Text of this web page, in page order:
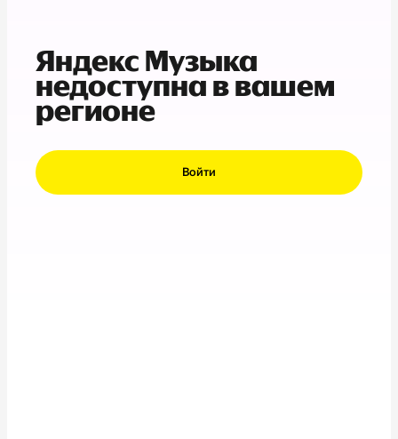
Яндекс Музыка
недоступна в вашем
регионе
Войти